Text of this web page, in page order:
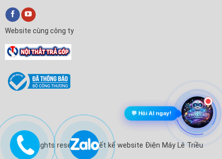
Website cùng công ty
© All rights reserved. Thiết kế website Điện Máy Lê Triều
💬 Hỏi AI ngay!